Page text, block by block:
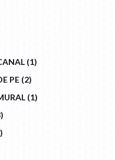
11
PRODUCT
PE 22
PRODUCTS
11
PRODUCT
3
PRODUCTS
3
PRODUCTS